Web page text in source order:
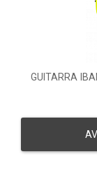
GUITARRA